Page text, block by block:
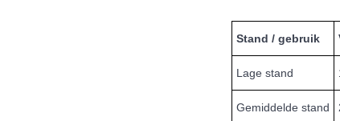
Stand / gebruik
Lage stand
Gemiddelde stand